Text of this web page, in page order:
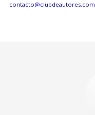
contacto@clubdeautores.com